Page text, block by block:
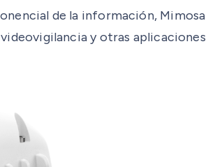
de la información,
y otras